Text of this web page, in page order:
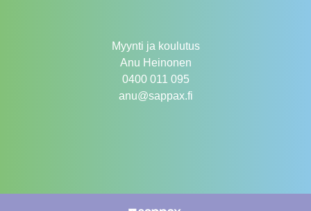
Myynti ja koulutus
Anu Heinonen
0400 011 095
anu@sappax.fi